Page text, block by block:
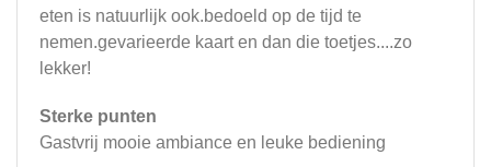
eten is natuurlijk ook.bedoeld op de tijd te
nemen.gevarieerde kaart en dan die toetjes....zo
lekker!
Sterke punten
Gastvrij mooie ambiance en leuke bediening